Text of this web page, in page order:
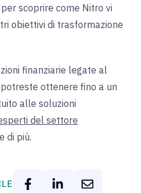
per scoprire come Nitro vi
obiettivi di trasformazione
finanziarie legate al
ottenere fino a un
alle soluzioni
del settore
di più.